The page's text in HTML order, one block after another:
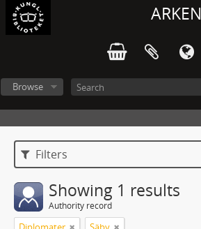
ARKEN
Browse
Filters
Showing 1 results
Authority record